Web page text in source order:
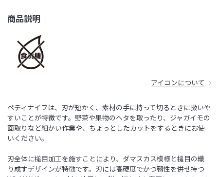
商品説明
アイコンについて
ペティナイフは、刃が短かく、素材の手に持って切るときに扱いや
すいことが特徴です。野菜や果物のヘタを取ったり、ジャガイモの
面取りなど細かい作業や、ちょっとしたカットをするときにお使
いください。
刃全体に槌目加工を施すことにより、ダマスカス模様と槌目の織
り成すデザインが特徴です。刃には高硬度でかつ靱性を併せ持つ